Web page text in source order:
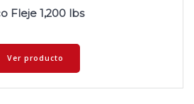
Fleje 1,200 lbs
Ver producto